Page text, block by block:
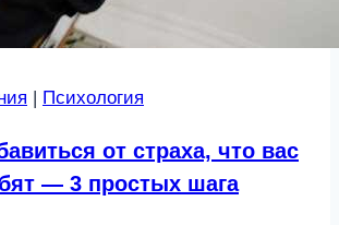
Психология
от страха, что вас
— 3 простых шага